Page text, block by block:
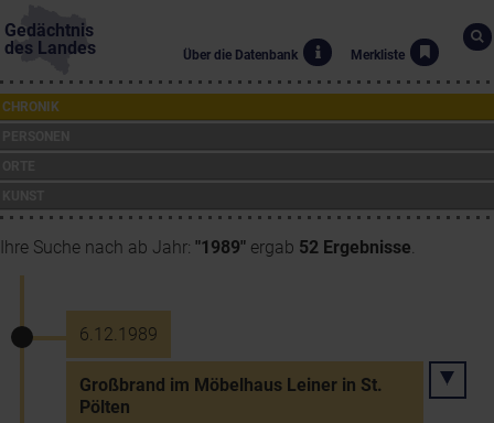
Gedächtnis
des Landes
Über die Datenbank Merkliste
CHRONIK
Ihre Suche nach ab Jahr: "1989" ergab 52 Ergebnisse.
6.12.1989
Großbrand im Möbelhaus Leiner in St.
Pölten